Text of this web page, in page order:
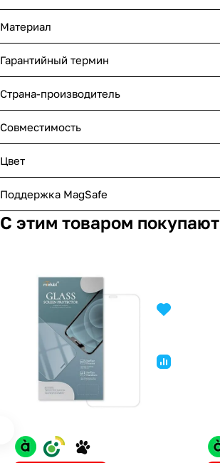
Материал
Гарантийный термин
Страна-производитель
Совместимость
Цвет
Поддержка MagSafe
С этим товаром покупают